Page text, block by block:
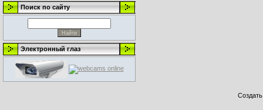
Поиск по сайту
Электронный глаз